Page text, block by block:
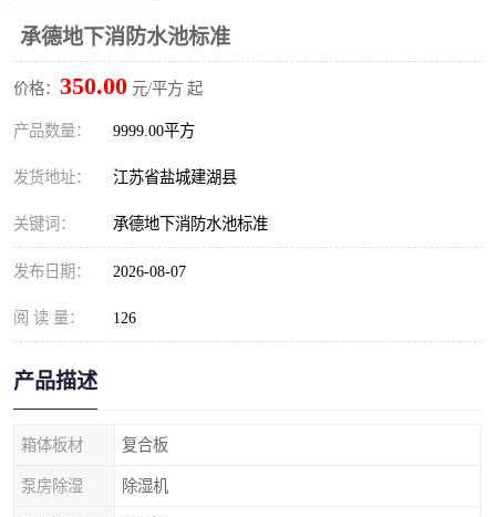
承德地下消防水池标准
价格： 350.00 元/平方 起
产品数量： 9999.00平方
发货地址： 江苏省盐城建湖县
关键词： 承德地下消防水池标准
发布日期： 2026-08-07
阅 读 量： 126
产品描述
箱体板材 复合板
泵房除湿 除湿机